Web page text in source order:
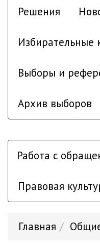
Решения
Избирательные
Выборы и
Архив выборов
Работа с
Правовая
Главная